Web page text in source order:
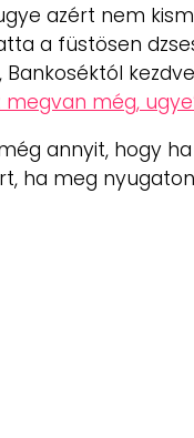
azért nem
a füstösen
Bankoséktól
megvan még,
annyit, hogy
ha meg